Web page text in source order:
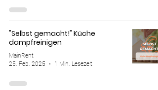
"Selbst gemacht!" Küche
dampfreinigen
MainRent
25. Feb. 2025
1 Min. Lesezeit